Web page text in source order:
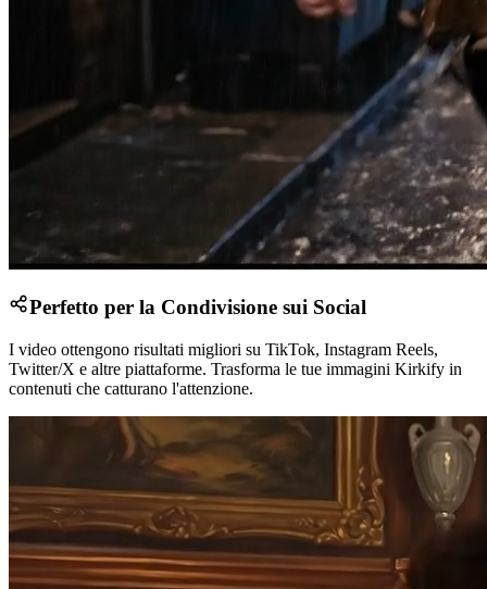
Perfetto per la Condivisione sui Social
I video ottengono risultati migliori su TikTok, Instagram Reels,
Twitter/X e altre piattaforme. Trasforma le tue immagini Kirkify in
contenuti che catturano l'attenzione.